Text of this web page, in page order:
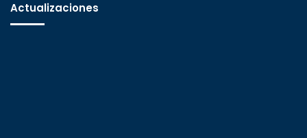
Actualizaciones